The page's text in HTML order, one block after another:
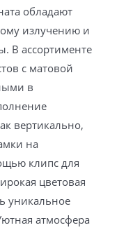
обладают
излучению и
В ассортименте
с матовой
в
вертикально,
на
клипс для
цветовая
уникальное
атмосфера